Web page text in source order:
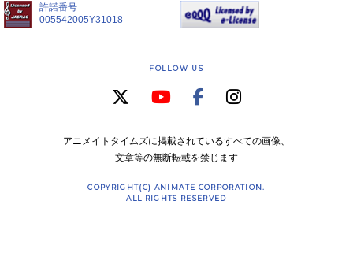
許諾番号
005542005Y31018
FOLLOW US
アニメイトタイムズに掲載されているすべての画像、
文章等の無断転載を禁じます
COPYRIGHT(C) ANIMATE CORPORATION.
ALL RIGHTS RESERVED